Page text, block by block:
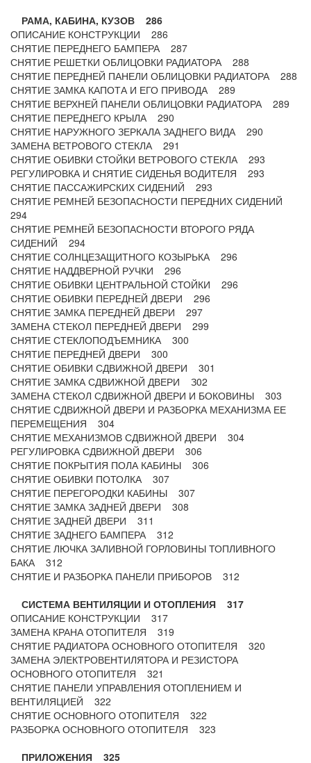
РАМА, КАБИНА, КУЗОВ 286
ОПИСАНИЕ КОНСТРУКЦИИ 286
СНЯТИЕ ПЕРЕДНЕГО БАМПЕРА 287
СНЯТИЕ РЕШЕТКИ ОБЛИЦОВКИ РАДИАТОРА 288
СНЯТИЕ ПЕРЕДНЕЙ ПАНЕЛИ ОБЛИЦОВКИ РАДИАТОРА 288
СНЯТИЕ ЗАМКА КАПОТА И ЕГО ПРИВОДА 289
СНЯТИЕ ВЕРХНЕЙ ПАНЕЛИ ОБЛИЦОВКИ РАДИАТОРА 289
СНЯТИЕ ПЕРЕДНЕГО КРЫЛА 290
СНЯТИЕ НАРУЖНОГО ЗЕРКАЛА ЗАДНЕГО ВИДА 290
ЗАМЕНА ВЕТРОВОГО СТЕКЛА 291
СНЯТИЕ ОБИВКИ СТОЙКИ ВЕТРОВОГО СТЕКЛА 293
РЕГУЛИРОВКА И СНЯТИЕ СИДЕНЬЯ ВОДИТЕЛЯ 293
СНЯТИЕ ПАССАЖИРСКИХ СИДЕНИЙ 293
СНЯТИЕ РЕМНЕЙ БЕЗОПАСНОСТИ ПЕРЕДНИХ СИДЕНИЙ
294
СНЯТИЕ РЕМНЕЙ БЕЗОПАСНОСТИ ВТОРОГО РЯДА
СИДЕНИЙ 294
СНЯТИЕ СОЛНЦЕЗАЩИТНОГО КОЗЫРЬКА 296
СНЯТИЕ НАДДВЕРНОЙ РУЧКИ 296
СНЯТИЕ ОБИВКИ ЦЕНТРАЛЬНОЙ СТОЙКИ 296
СНЯТИЕ ОБИВКИ ПЕРЕДНЕЙ ДВЕРИ 296
СНЯТИЕ ЗАМКА ПЕРЕДНЕЙ ДВЕРИ 297
ЗАМЕНА СТЕКОЛ ПЕРЕДНЕЙ ДВЕРИ 299
СНЯТИЕ СТЕКЛОПОДЪЕМНИКА 300
СНЯТИЕ ПЕРЕДНЕЙ ДВЕРИ 300
СНЯТИЕ ОБИВКИ СДВИЖНОЙ ДВЕРИ 301
СНЯТИЕ ЗАМКА СДВИЖНОЙ ДВЕРИ З02
ЗАМЕНА СТЕКОЛ СДВИЖНОЙ ДВЕРИ И БОКОВИНЫ 303
СНЯТИЕ СДВИЖНОЙ ДВЕРИ И РАЗБОРКА МЕХАНИЗМА ЕЕ
ПЕРЕМЕЩЕНИЯ 304
СНЯТИЕ МЕХАНИЗМОВ СДВИЖНОЙ ДВЕРИ 304
РЕГУЛИРОВКА СДВИЖНОЙ ДВЕРИ 306
СНЯТИЕ ПОКРЫТИЯ ПОЛА КАБИНЫ 306
СНЯТИЕ ОБИВКИ ПОТОЛКА 307
СНЯТИЕ ПЕРЕГОРОДКИ КАБИНЫ 307
СНЯТИЕ ЗАМКА ЗАДНЕЙ ДВЕРИ 308
СНЯТИЕ ЗАДНЕЙ ДВЕРИ 311
СНЯТИЕ ЗАДНЕГО БАМПЕРА 312
СНЯТИЕ ЛЮЧКА ЗАЛИВНОЙ ГОРЛОВИНЫ ТОПЛИВНОГО
БАКА 312
СНЯТИЕ И РАЗБОРКА ПАНЕЛИ ПРИБОРОВ 312
СИСТЕМА ВЕНТИЛЯЦИИ И ОТОПЛЕНИЯ 317
ОПИСАНИЕ КОНСТРУКЦИИ 317
ЗАМЕНА КРАНА ОТОПИТЕЛЯ 319
СНЯТИЕ РАДИАТОРА ОСНОВНОГО ОТОПИТЕЛЯ 320
ЗАМЕНА ЭЛЕКТРОВЕНТИЛЯТОРА И РЕЗИСТОРА
ОСНОВНОГО ОТОПИТЕЛЯ 321
СНЯТИЕ ПАНЕЛИ УПРАВЛЕНИЯ ОТОПЛЕНИЕМ И
ВЕНТИЛЯЦИЕЙ 322
СНЯТИЕ ОСНОВНОГО ОТОПИТЕЛЯ 322
РАЗБОРКА ОСНОВНОГО ОТОПИТЕЛЯ 323
ПРИЛОЖЕНИЯ 325